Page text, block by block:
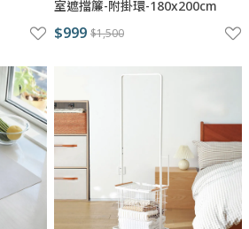
室遮擋簾-附掛環-180x200cm
$999 $1,500